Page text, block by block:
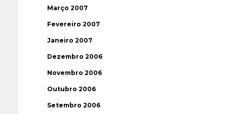
Março 2007
Fevereiro 2007
Janeiro 2007
Dezembro 2006
Novembro 2006
Outubro 2006
Setembro 2006